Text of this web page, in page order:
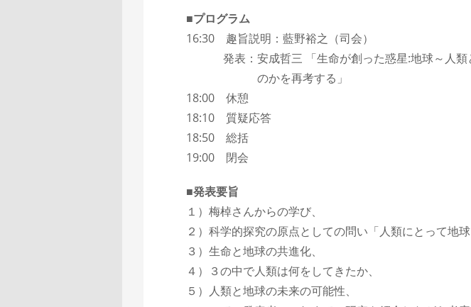
■プログラム
16:30 趣旨説明：藍野裕之（司会）
発表：安成哲三 「生命が創った惑星:地球～人類
のかを再考する」
18:00 休憩
18:10 質疑応答
18:50 総括
19:00 閉会
■発表要旨
１）梅棹さんからの学び、
２）科学的探究の原点としての問い「人類にとって地球
３）生命と地球の共進化、
４）３の中で人類は何をしてきたか、
５）人類と地球の未来の可能性、